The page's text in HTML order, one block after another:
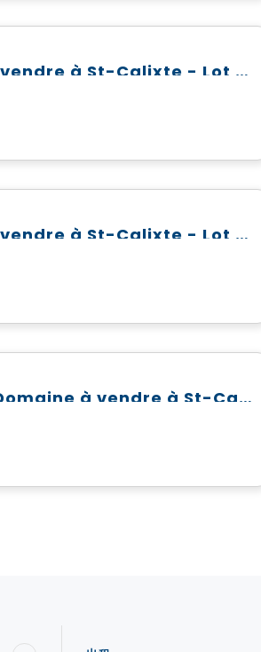
Terrain à vendre à St-Calixte - Lot #4 630 913
土地
Terrain à vendre à St-Calixte - Lot #6 475 821
土地
Terrain | Domaine à vendre à St-Calixte